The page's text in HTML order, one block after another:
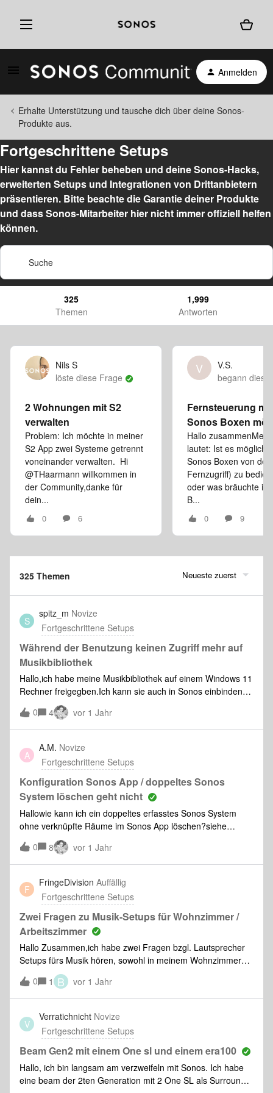
Anmelden
Erhalte Unterstützung und tausche dich über deine Sonos-
Produkte aus.
Fortgeschrittene Setups
Hier kannst du Fehler beheben und deine Sonos-Hacks,
erweiterten Setups und Integrationen von Drittanbietern
präsentieren. Bitte beachte die Garantie deiner Produkte
und dass Sonos-Mitarbeiter hier nicht immer offiziell helfen
können.
325
Themen
1,999
Antworten
Nils S
löste diese Frage
2 Wohnungen mit S2
verwalten
Problem: Ich möchte in meiner
S2 App zwei Systeme getrennt
voneinander verwalten. Hi
@THaarmann willkommen in
der Community,danke für
dein...
0 6
V
V.S.
begann
Fernsteuerung
Sonos Boxen
Hallo
lautet: Ist es möglich
Sonos Boxen von
Fernzugriff) zu
oder was bräuchte
B...
0 9
325 Themen Neueste zuerst
S
spitz_m Novize
Fortgeschrittene Setups
Während der Benutzung keinen Zugriff mehr auf
Musikbibliothek
Hallo,ich habe meine Musikbibliothek auf einem Windows 11
Rechner freigegben.Ich kann sie auch in Sonos einbinden
und abspielen. Seit einiger Zeit habe ich allerdings das
Problem, dass nach dem Abspielen von ein paar Liedern die
Meldung “Kein Zugriff” kommt.Ich habe keine Idee was das
Problem ist. Hat jemand von Euch einen Tipp? Danke
0 4 vor 1 Jahr
A
A.M. Novize
Fortgeschrittene Setups
Konfiguration Sonos App / doppeltes Sonos
System löschen geht nicht
Hallowie kann ich ein doppeltes erfasstes Sonos System
ohne verknüpfte Räume im Sonos App löschen?siehe
BildVG Axel
0 8 vor 1 Jahr
F
FringeDivision Auffällig
Fortgeschrittene Setups
Zwei Fragen zu Musik-Setups für Wohnzimmer /
Arbeitszimmer
Hallo Zusammen,ich habe zwei Fragen bzgl. Lautsprecher
Setups fürs Musik hören, sowohl in meinem Wohnzimmer
als auch im Arbeitszimmer.In meinem Wohnzimmer (25qm)
ist aktuell eine Arc Ultra ohne Sub oder Rears am werkeln.
Für das, was ich an TV schaue (Netflix, Prime, Mediatheken)
ist die Arc Ultra für mein Empfinden gut genug, fürs Musik
hören gefällt mir der Klang allerdings leider überhaupt nicht.
Klar, es ist eine Soudbar für TV und daher für Musik wohl
eher ungeeignet. Daher überlege ich, fürs Wohnzimmer ein
Five Sterepaar anzuschaffen und dieses als zweites
Wohnzimmer System, parallel zur Arc Ultra zu betreiben.
0 1 B vor 1 Jahr
V
Verratichnicht Novize
Fortgeschrittene Setups
Beam Gen2 mit einem One sl und einem era100
Hallo, ich bin langsam am verzweifeln mit Sonos. Ich habe
eine beam der 2ten Generation mit 2 One SL als Surround